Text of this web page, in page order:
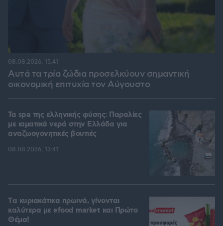
Αυτά τα τρία ζώδια προσελκύουν σημαντική
οικονομική επιτυχία τον Αύγουστο
08.08.2026, 15:41
Τα spa της ελληνικής φύσης: Παραλίες
με ιαματικά νερά στην Ελλάδα για
αναζωογονητικές βουτιές
08.08.2026, 13:41
Tα κυριακάτικα πρωινά, γίνονται
καλύτερα με efood market και Πρώτο
Θέμα!